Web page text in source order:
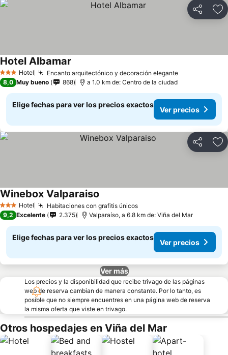
Compartir
3 Estrellas
Hotel Encanto arquitectónico y decoración eleganteVer precios
Hotel Albamar
8,0 Muy bueno 868 a 1.0 km de: Centro de la ciudad
Elige fechas para ver los precios exactos
Ver precios
Compartir
3 Estrellas
Hotel Habitaciones con grafitis únicosVer precios
Winebox Valparaiso
9,2 Excelente 2.375 Valparaíso, a 6.8 km de: Viña del Mar
Elige fechas para ver los precios exactos
Ver precios
Ver más
Los precios y la disponibilidad que recibe trivago de las páginas
web de reserva cambian de manera constante. Por lo tanto, es
posible que no siempre encuentres en una página web de reserva
la misma oferta que viste en trivago.
Otros hospedajes en Viña del Mar